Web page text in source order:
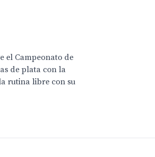
el Campeonato de
de plata con la
rutina libre con su